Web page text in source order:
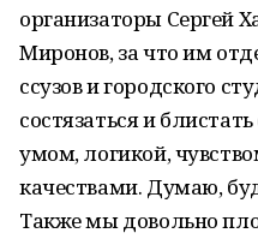
организаторы Сергей
Миронов, за что им
ссузов и городского
состязаться и
умом, логикой,
качествами. Думаю,
Также мы довольно